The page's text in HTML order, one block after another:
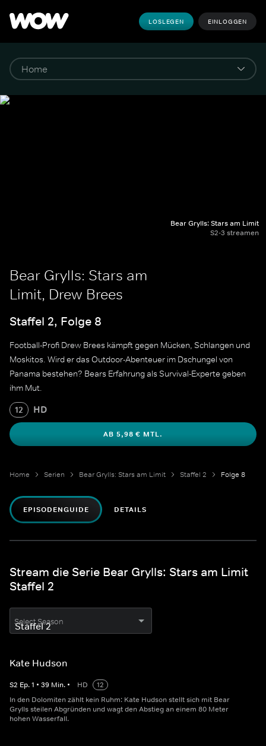
LOSLEGEN EINLOGGEN
Bear Grylls: Stars am Limit
S2-3 streamen
Bear Grylls: Stars am
Limit, Drew Brees
Staffel 2, Folge 8
Football-Profi Drew Brees kämpft gegen Mücken, Schlangen und
Moskitos. Wird er das Outdoor-Abenteuer im Dschungel von
Panama bestehen? Bears Erfahrung als Survival-Experte geben
ihm Mut.
12 HD
AB 5,98 € MTL.
Home Serien Bear Grylls: Stars am Limit Staffel 2 Folge 8
EPISODENGUIDE DETAILS
Stream die Serie Bear Grylls: Stars am Limit
Staffel 2
Select Season
Kate Hudson
S2 Ep.1 • 39 Min. • HD
12
In den Dolomiten zählt kein Ruhm: Kate Hudson stellt sich mit Bear
Grylls steilen Abgründen und wagt den Abstieg an einem 80 Meter
hohen Wasserfall.